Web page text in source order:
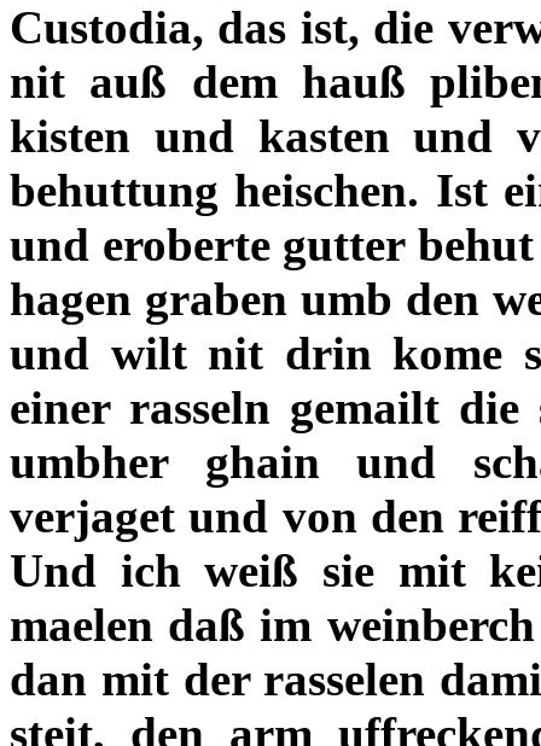
Custodia, das ist, die
nit auß dem hauß
kisten und kasten und
behuttung heischen. Ist
und eroberte gutter
hagen graben umb den
und wilt nit drin kome
einer rasseln gemailt
umbher ghain und
verjaget und von den
Und ich weiß sie mit
maelen daß im
dan mit der rasselen
steit, den arm